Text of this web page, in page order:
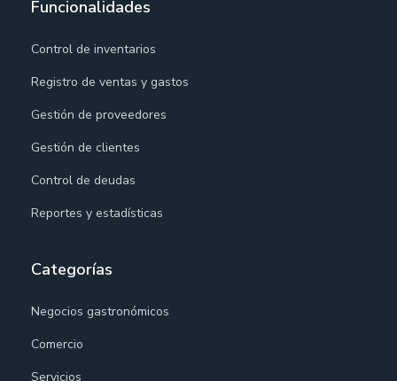
Funcionalidades
Control de inventarios
Registro de ventas y gastos
Gestión de proveedores
Gestión de clientes
Control de deudas
Reportes y estadísticas
Categorías
Negocios gastronómicos
Comercio
Servicios